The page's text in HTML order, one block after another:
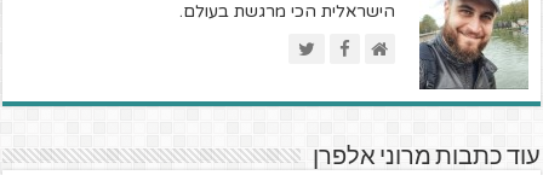
הישראלית הכי מרגשת בעולם.
עוד כתבות מרוני אלפרן